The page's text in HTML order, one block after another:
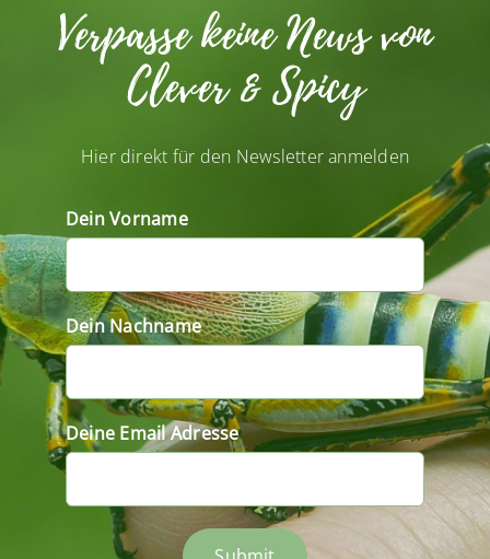
Verpasse keine News von
Clever & Spicy
Hier direkt für den Newsletter anmelden
Dein Vorname
Dein Nachname
Deine Email Adresse